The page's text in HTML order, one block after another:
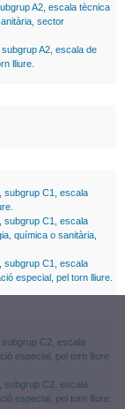
A2, escala tècnica
sector
A2, escala de
lliure.
subgrup C1, escala
subgrup C1, escala
química o sanitària,
subgrup C1, escala
especial, pel torn lliure.
C2, escala
especial, pel torn lliure
subgrup C2, escala
especial, pel torn lliure.